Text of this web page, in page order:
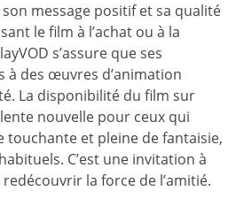
message positif et sa qualité
le film à l’achat ou à la
s’assure que ses
à des œuvres d’animation
La disponibilité du film sur
nouvelle pour ceux qui
et pleine de fantaisie,
C’est une invitation à
la force de l’amitié.